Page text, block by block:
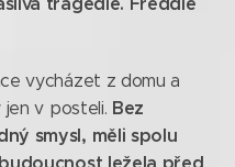
vycházet z domu a
jen v posteli. Bez
smysl, měli spolu